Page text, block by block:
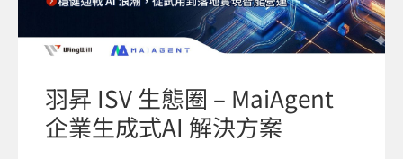
羽昇 ISV 生態圈 – MaiAgent
企業生成式AI 解決方案